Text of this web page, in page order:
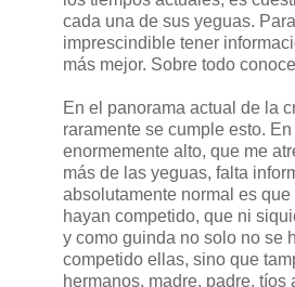
cada una de sus yeguas.
imprescindible tener
más mejor. Sobre todo
En el panorama actual de la
raramente se cumple esto.
enormemente alto, que me
más de las yeguas, falta
absolutamente normal es
hayan competido, que ni
y como guinda no solo no se
competido ellas, sino que
hermanos, madre, padre, tíos